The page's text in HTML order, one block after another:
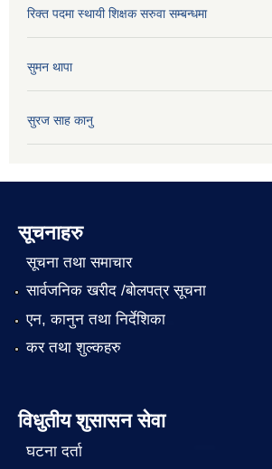
रिक्त पदमा स्थायी शिक्षक सरुवा सम्बन्धमा
सुमन थापा
सुरज साह कानु
सूचनाहरु
सूचना तथा समाचार
सार्वजनिक खरीद /बोलपत्र सूचना
एन, कानुन तथा निर्देशिका
कर तथा शुल्कहरु
विधुतीय शुसासन सेवा
घटना दर्ता